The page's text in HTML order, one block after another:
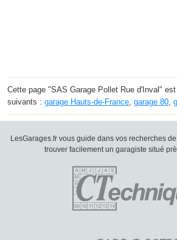
Cette page "SAS Garage Pollet Rue d'Inval"
suivants : garage Hauts-de-France, garage 80,
LesGarages.fr vous guide dans vos recherches
trouver facilement un garagiste situé